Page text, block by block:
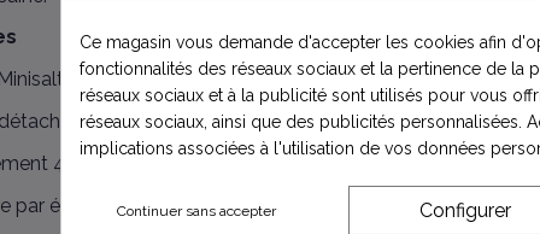
70 et Hydrasel 100
pour électrolyseur au sel
4 à 6 plaques (selon modèle)
par électrolyse saline
Ce magasin vous demande d'accepter les cookies afin
fonctionnalités des réseaux sociaux et la pertinence de la
réseaux sociaux et à la publicité sont utilisés pour vous
réseaux sociaux, ainsi que des publicités personnalisées.
implications associées à l'utilisation de vos données
Continuer sans accepter Configurer